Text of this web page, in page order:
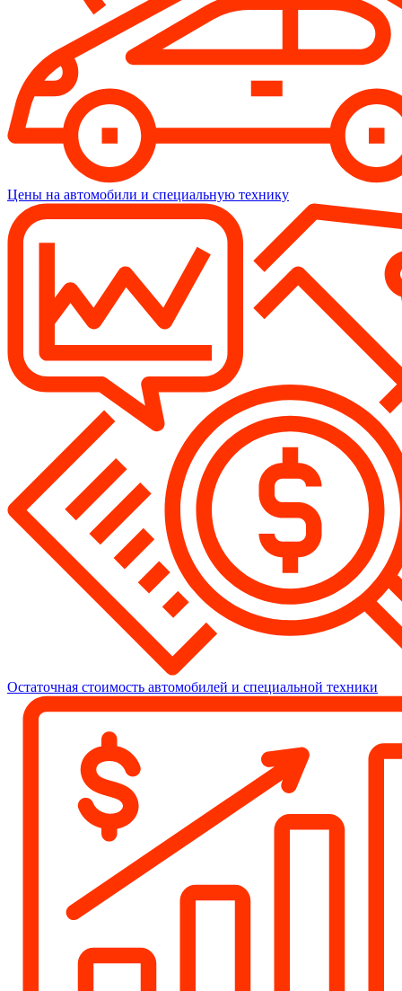
Цены на автомобили и специальную технику
Остаточная стоимость автомобилей и специальной техники